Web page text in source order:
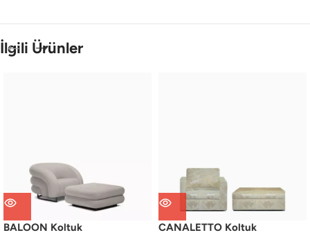
İlgili Ürünler
BALOON Koltuk CANALETTO Koltuk